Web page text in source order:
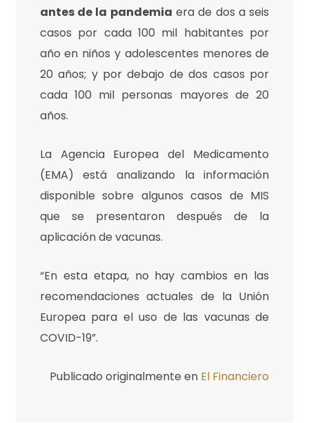
antes de la pandemia era de dos a seis
casos por cada 100 mil habitantes por
año en niños y adolescentes menores de
20 años; y por debajo de dos casos por
cada 100 mil personas mayores de 20
años.
La Agencia Europea del Medicamento
(EMA) está analizando la información
disponible sobre algunos casos de MIS
que se presentaron después de la
aplicación de vacunas.
“En esta etapa, no hay cambios en las
recomendaciones actuales de la Unión
Europea para el uso de las vacunas de
COVID-19”.
Publicado originalmente en El Financiero